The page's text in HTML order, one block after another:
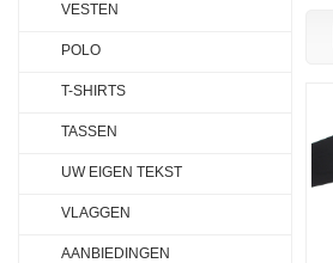
VESTEN
POLO
T-SHIRTS
TASSEN
UW EIGEN TEKST
VLAGGEN
AANBIEDINGEN